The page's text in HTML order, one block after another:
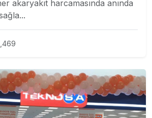
akaryakıt harcamasında anında